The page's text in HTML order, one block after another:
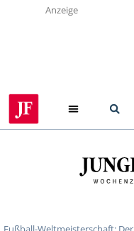
Anzeige